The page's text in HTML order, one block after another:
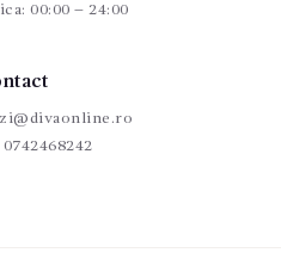
00:00 – 24:00
0742468242